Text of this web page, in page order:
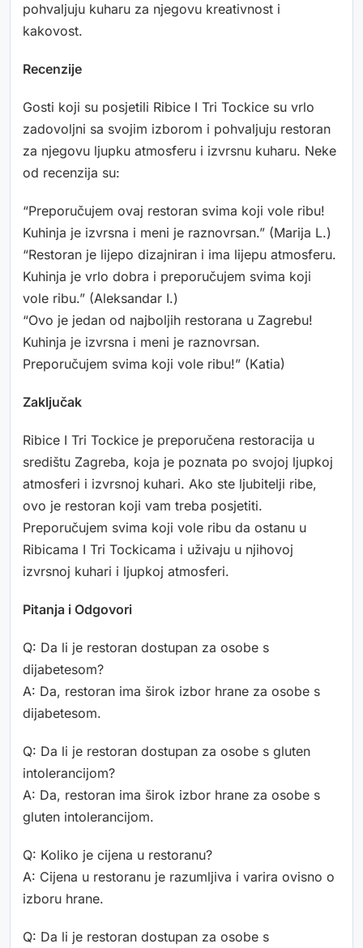
pohvaljuju kuharu za njegovu kreativnost i
kakovost.
Recenzije
Gosti koji su posjetili Ribice I Tri Tockice su vrlo
zadovoljni sa svojim izborom i pohvaljuju restoran
za njegovu ljupku atmosferu i izvrsnu kuharu. Neke
od recenzija su:
“Preporučujem ovaj restoran svima koji vole ribu!
Kuhinja je izvrsna i meni je raznovrsan.” (Marija L.)
“Restoran je lijepo dizajniran i ima lijepu atmosferu.
Kuhinja je vrlo dobra i preporučujem svima koji
vole ribu.” (Aleksandar I.)
“Ovo je jedan od najboljih restorana u Zagrebu!
Kuhinja je izvrsna i meni je raznovrsan.
Preporučujem svima koji vole ribu!” (Katia)
Zaključak
Ribice I Tri Tockice je preporučena restoracija u
središtu Zagreba, koja je poznata po svojoj ljupkoj
atmosferi i izvrsnoj kuhari. Ako ste ljubitelji ribe,
ovo je restoran koji vam treba posjetiti.
Preporučujem svima koji vole ribu da ostanu u
Ribicama I Tri Tockicama i uživaju u njihovoj
izvrsnoj kuhari i ljupkoj atmosferi.
Pitanja i Odgovori
Q: Da li je restoran dostupan za osobe s
dijabetesom?
A: Da, restoran ima širok izbor hrane za osobe s
dijabetesom.
Q: Da li je restoran dostupan za osobe s gluten
intolerancijom?
A: Da, restoran ima širok izbor hrane za osobe s
gluten intolerancijom.
Q: Koliko je cijena u restoranu?
A: Cijena u restoranu je razumljiva i varira ovisno o
izboru hrane.
Q: Da li je restoran dostupan za osobe s